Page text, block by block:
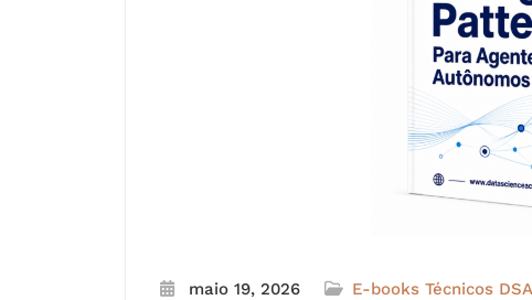
maio 19, 2026 E-books Técnicos DSA